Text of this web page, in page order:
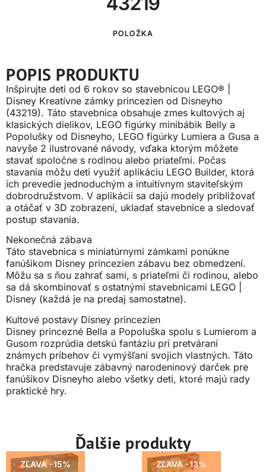
POLOŽKA
POPIS PRODUKTU
Inšpirujte deti od 6 rokov so stavebnicou LEGO® |
Disney Kreatívne zámky princezien od Disneyho
(43219). Táto stavebnica obsahuje zmes kultových aj
klasických dielikov, LEGO figúrky minibábik Belly a
Popolušky od Disneyho, LEGO figúrky Lumiera a Gusa a
navyše 2 ilustrované návody, vďaka ktorým môžete
stavať spoločne s rodinou alebo priateľmi. Počas
stavania môžu deti využiť aplikáciu LEGO Builder, ktorá
ich prevedie jednoduchým a intuitívnym staviteľským
dobrodružstvom. V aplikácii sa dajú modely približovať
a otáčať v 3D zobrazení, ukladať stavebnice a sledovať
postup stavania.
Nekonečná zábava
Táto stavebnica s miniatúrnymi zámkami ponúkne
fanúšikom Disney princezien zábavu bez obmedzení.
Môžu sa s ňou zahrať sami, s priateľmi či rodinou, alebo
sa dá skombinovať s ostatnými stavebnicami LEGO |
Disney (každá je na predaj samostatne).
Kultové postavy Disney princezien
Disney princezné Bella a Popoluška spolu s Lumierom a
Gusom rozprúdia detskú fantáziu pri pretváraní
známych príbehov či vymýšľaní svojich vlastných. Táto
hračka predstavuje zábavný narodeninový darček pre
fanúšikov Disneyho alebo všetky deti, ktoré majú rady
praktické hry.
Ďalšie produkty
ZĽAVA -15% ZĽAVA -13%